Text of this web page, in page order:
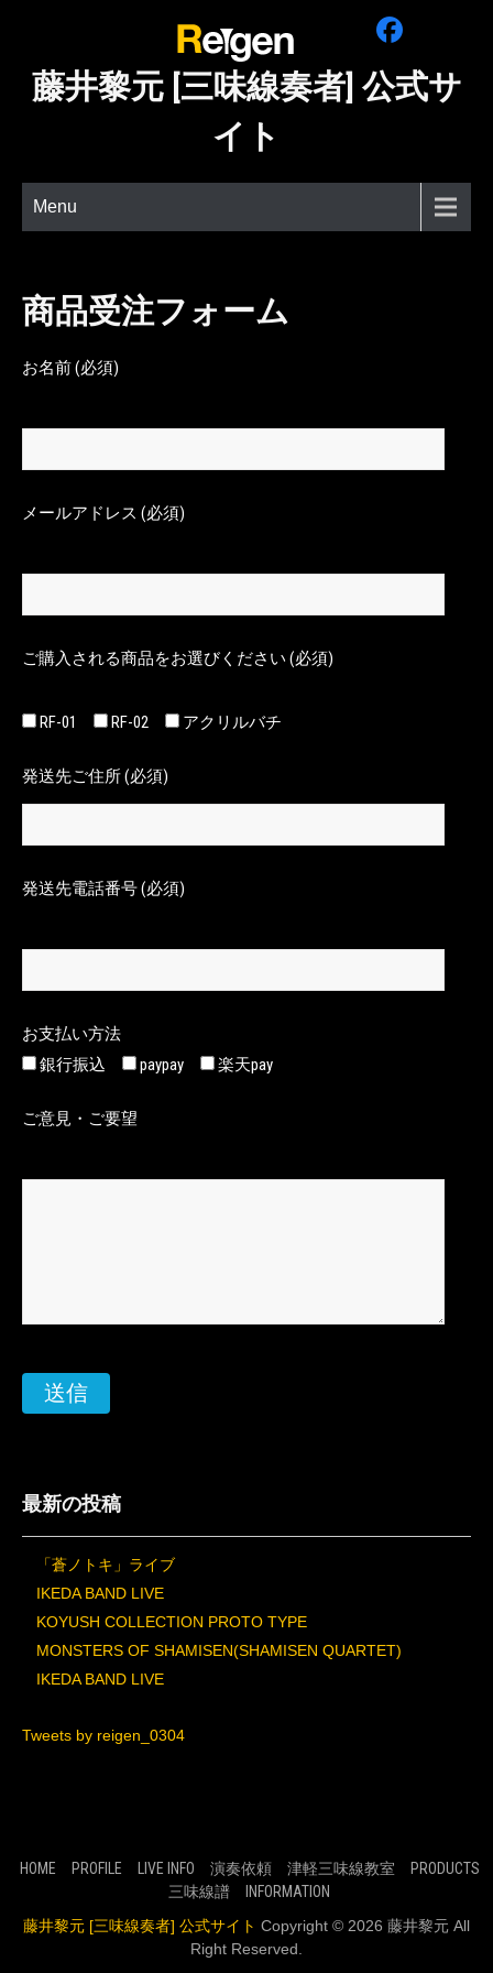
藤井黎元 [三味線奏者] 公式サ
イト
Menu
商品受注フォーム
お名前 (必須)
メールアドレス (必須)
ご購入される商品をお選びください (必須)
RF-01 RF-02 アクリルバチ
発送先ご住所 (必須)
発送先電話番号 (必須)
お支払い方法
銀行振込
paypay 楽天pay
ご意見・ご要望
最新の投稿
「蒼ノトキ」ライブ
IKEDA BAND LIVE
KOYUSH COLLECTION PROTO TYPE
MONSTERS OF SHAMISEN(SHAMISEN QUARTET)
IKEDA BAND LIVE
Tweets by reigen_0304
HOME PROFILE LIVE INFO 演奏依頼 津軽三味線教室
PRODUCTS
三味線譜
INFORMATION
藤井黎元 [三味線奏者] 公式サイト Copyright © 2026 藤井黎元 All
Right Reserved.